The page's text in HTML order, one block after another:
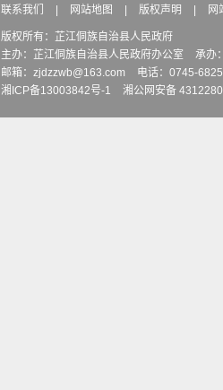
联系我们 网站地图 版权声明 网
版权所有：芷江侗族自治县人民政府
主办：芷江侗族自治县人民政府办公室
承办
邮箱：zjdzzwb@163.com
电话：0745-
湘ICP备13003842号-1
湘公网安备